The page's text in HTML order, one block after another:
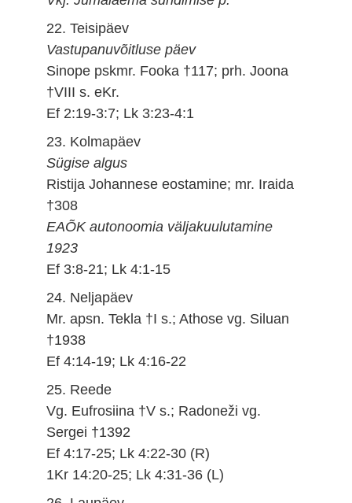
22. Teisipäev
Vastupanuvõitluse päev
Sinope pskmr. Fooka †117; prh. Joona
†VIII s. eKr.
Ef 2:19-3:7; Lk 3:23-4:1
23. Kolmapäev
Sügise algus
Ristija Johannese eostamine; mr. Iraida
†308
EAÕK autonoomia väljakuulutamine
1923
Ef 3:8-21; Lk 4:1-15
24. Neljapäev
Mr. apsn. Tekla †I s.; Athose vg. Siluan
†1938
Ef 4:14-19; Lk 4:16-22
25. Reede
Vg. Eufrosiina †V s.; Radoneži vg.
Sergei †1392
Ef 4:17-25; Lk 4:22-30 (R)
1Kr 14:20-25; Lk 4:31-36 (L)